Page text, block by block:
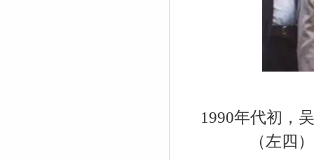
1990年代初，
（左四